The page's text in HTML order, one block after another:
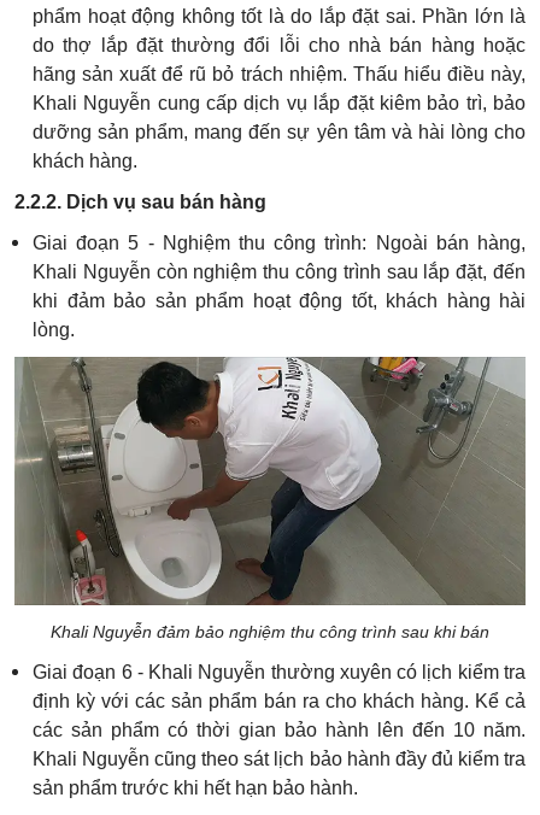
phẩm hoạt động không tốt là do lắp đặt sai. Phần lớn là
do thợ lắp đặt thường đổi lỗi cho nhà bán hàng hoặc
hãng sản xuất để rũ bỏ trách nhiệm. Thấu hiểu điều này,
Khali Nguyễn cung cấp dịch vụ lắp đặt kiêm bảo trì, bảo
dưỡng sản phẩm, mang đến sự yên tâm và hài lòng cho
khách hàng.
2.2.2. Dịch vụ sau bán hàng
Giai đoạn 5 - Nghiệm thu công trình: Ngoài bán hàng,
Khali Nguyễn còn nghiệm thu công trình sau lắp đặt, đến
khi đảm bảo sản phẩm hoạt động tốt, khách hàng hài
lòng.
Khali Nguyễn đảm bảo nghiệm thu công trình sau khi bán
Giai đoạn 6 - Khali Nguyễn thường xuyên có lịch kiểm tra
định kỳ với các sản phẩm bán ra cho khách hàng. Kể cả
các sản phẩm có thời gian bảo hành lên đến 10 năm.
Khali Nguyễn cũng theo sát lịch bảo hành đầy đủ kiểm tra
sản phẩm trước khi hết hạn bảo hành.